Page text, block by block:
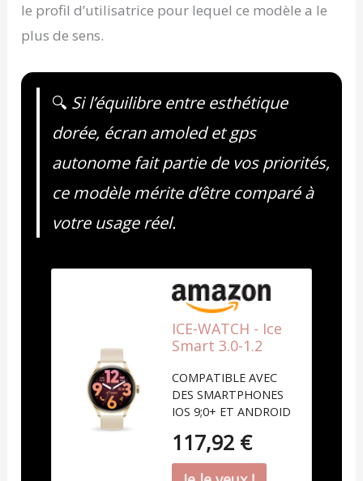
le profil d’utilisatrice pour lequel ce modèle a le
plus de sens.
🔍 Si l’équilibre entre esthétique
dorée, écran amoled et gps
autonome fait partie de vos priorités,
ce modèle mérite d’être comparé à
votre usage réel.
ICE-WATCH - Ice
Smart 3.0-1.2
AMOLED GPS -
Montre
connectée Ronde
dorée pour
Femme avec
Bracelet en
COMPATIBLE AVEC
DES SMARTPHONES
IOS 9;0+ ET ANDROID
connectée avec son
design moderne et
117,92 €